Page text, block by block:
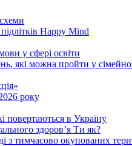
Happy Mind
у сфері освіти
які можна пройти у
року
повертаються в Україну
здоров’я Ти як?
з тимчасово окупованих